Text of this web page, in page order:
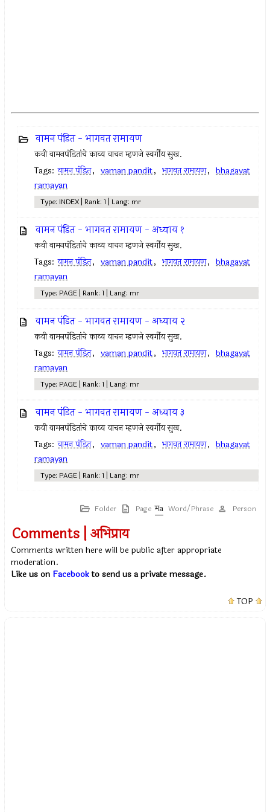
वामन पंडित - भागवत रामायण
कवी वामनपंडितांचे काव्य वाचन म्हणजे स्वर्गीय सुख.
Tags: वामन पंडित, vaman pandit, भागवत रामायण, bhagavat
ramayan
Type: INDEX | Rank: 1 | Lang: mr
वामन पंडित - भागवत रामायण - अध्याय १
कवी वामनपंडितांचे काव्य वाचन म्हणजे स्वर्गीय सुख.
Tags: वामन पंडित, vaman pandit, भागवत रामायण, bhagavat
ramayan
Type: PAGE | Rank: 1 | Lang: mr
वामन पंडित - भागवत रामायण - अध्याय २
कवी वामनपंडितांचे काव्य वाचन म्हणजे स्वर्गीय सुख.
Tags: वामन पंडित, vaman pandit, भागवत रामायण, bhagavat
ramayan
Type: PAGE | Rank: 1 | Lang: mr
वामन पंडित - भागवत रामायण - अध्याय ३
कवी वामनपंडितांचे काव्य वाचन म्हणजे स्वर्गीय सुख.
Tags: वामन पंडित, vaman pandit, भागवत रामायण, bhagavat
ramayan
Type: PAGE | Rank: 1 | Lang: mr
Folder Page Word/Phrase Person
Comments | अभिप्राय
Comments written here will be public after appropriate
moderation.
Like us on Facebookto send us a private message.
TOP